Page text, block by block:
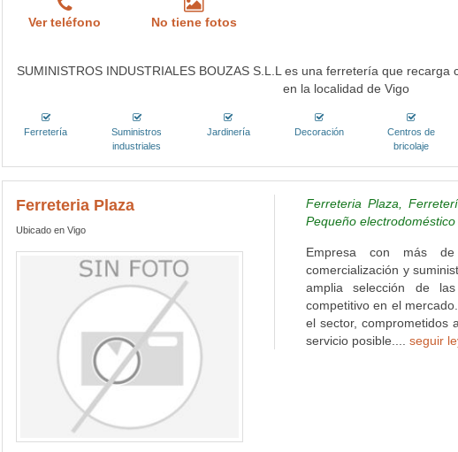
Ver teléfono No tiene fotos
SUMINISTROS INDUSTRIALES BOUZAS S.L.L es una ferretería que
en la localidad de Vigo
Ferretería
Suministros
industriales
Jardinería Decoración
Centros de
bricolaje
Ferreteria Plaza
Ubicado en Vigo
Ferreteria Plaza,
Pequeño electrodoméstico
Empresa con más
comercialización y
amplia selección de
competitivo en el
el sector, comprometidos
servicio posible.... seguir